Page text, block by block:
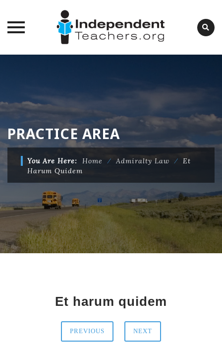
PRACTICE AREA
You Are Here: Home ⁄ Admiralty Law ⁄ Et
Harum Quidem
Et harum quidem
PREVIOUS NEXT